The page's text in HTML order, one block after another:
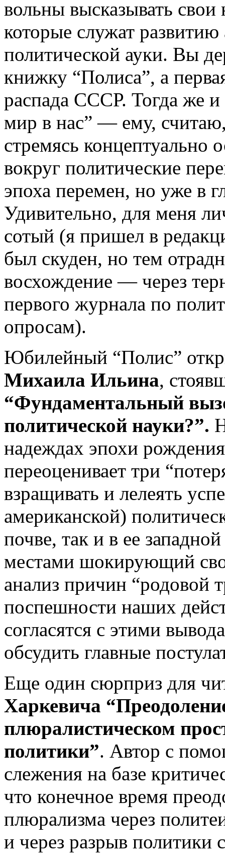
вольны высказывать
которые служат развитию
политической ауки. Вы
книжку “Полиса”, а
распада СССР. Тогда же
мир в нас” — ему,
стремясь концептуально
вокруг политические
эпоха перемен, но уже в
Удивительно, для меня
сотый (я пришел в
был скуден, но тем
восхождение — через
первого журнала по
опросам).
Юбилейный “Полис”
Михаила Ильина,
“Фундаментальный
политической науки?”.
надеждах эпохи
переоценивает три
взращивать и лелеять
американской)
почве, так и в ее
местами шокирующий
анализ причин “родовой
поспешности наших
согласятся с этими
обсудить главные
Еще один сюрприз для
Харкевича
плюралистическом
политики”. Автор с
слежения на базе
что конечное время
плюрализма через
и через разрыв политики